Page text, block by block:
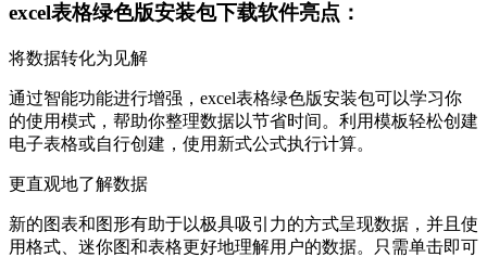
excel表格绿色版安装包下载软件亮点：
将数据转化为见解
通过智能功能进行增强，excel表格绿色版安装包可以学习你
的使用模式，帮助你整理数据以节省时间。利用模板轻松创建
电子表格或自行创建，使用新式公式执行计算。
更直观地了解数据
新的图表和图形有助于以极具吸引力的方式呈现数据，并且使
用格式、迷你图和表格更好地理解用户的数据。只需单击即可